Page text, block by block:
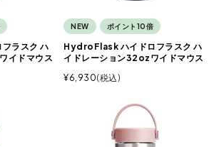
ラスク ハ
イドマウス
NEW ポイント10倍
HydroFlask ハイドロフラスク ハ
イドレーション32ozワイドマウス
¥6,930 税込